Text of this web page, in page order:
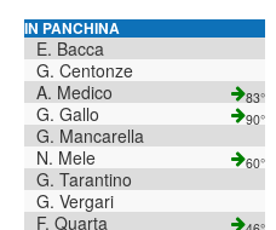
IN PANCHINA
E. Bacca
G. Centonze
A. Medico
83°
G. Gallo 90°
G. Mancarella
N. Mele
60°
G. Tarantino
G. Vergari
F. Quarta